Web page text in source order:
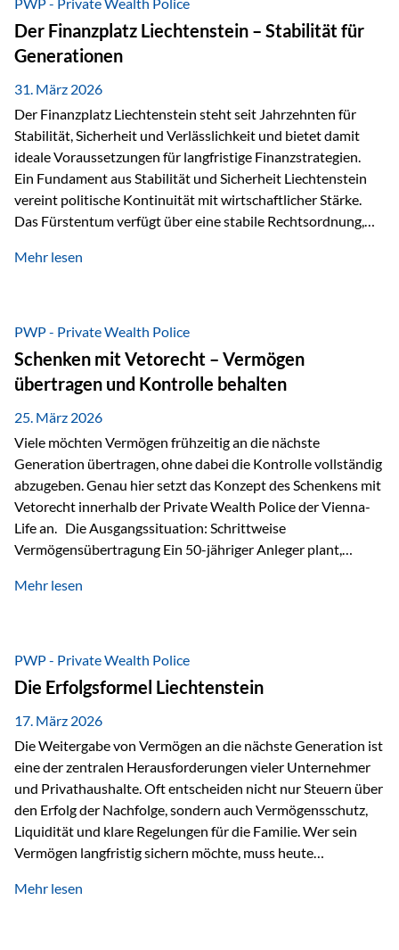
heißt das:Diese Gelder gehören im Konkursfall nicht zur
allgemeinen Konkursmasse, sondern werden ausschließlich
zur Erfüllung…
Der Finanzplatz Liechtenstein – Stabilität für
Generationen
31. März 2026
Der Finanzplatz Liechtenstein steht seit Jahrzehnten für
Stabilität, Sicherheit und Verlässlichkeit und bietet damit
ideale Voraussetzungen für langfristige Finanzstrategien.
Ein Fundament aus Stabilität und Sicherheit Liechtenstein
vereint politische Kontinuität mit wirtschaftlicher Stärke.
Das Fürstentum verfügt über eine stabile Rechtsordnung,
monarchischen Elementen basiert. Diese Struktur schafft
und Unternehmen. Ein wesentliches Merkmal ist die
Staatsfinanzierung: Liechtenstein weist keine
Staatsschulden auf, und der Schutz der wirtschaftlichen
Interessen der Bevölkerung ist in der Verfassung verankert.
Besonders hervorzuheben ist hierbei Artikel 14 der
liechtensteinischen Verfassung. Darin…
Mehr lesen
PWP - Private Wealth Police
Schenken mit Vetorecht – Vermögen
übertragen und Kontrolle behalten
25. März 2026
Viele möchten Vermögen frühzeitig an die nächste
Generation übertragen, ohne dabei die Kontrolle vollständig
abzugeben. Genau hier setzt das Konzept des Schenkens mit
Vetorecht innerhalb der Private Wealth Police der Vienna-
Life an. Die Ausgangssituation: Schrittweise
Vermögensübertragung Ein 50-jähriger Anleger plant,
der steuerliche Freibetrag optimal genutzt werden, sondern
strukturierte, langfristige Vermögensübertragung, ohne die
Kontrolle vollständig aus der Hand zu geben. Die Lösung:
Abschmelzung mit Vetorecht Die Umsetzung erfolgt über die
Private Wealth Police…
Mehr lesen
PWP - Private Wealth Police
Die Erfolgsformel Liechtenstein
17. März 2026
Die Weitergabe von Vermögen an die nächste Generation ist
eine der zentralen Herausforderungen vieler Unternehmer
und Privathaushalte. Oft entscheiden nicht nur Steuern über
den Erfolg der Nachfolge, sondern auch Vermögensschutz,
Liquidität und klare Regelungen für die Familie. Wer sein
Vermögen langfristig sichern möchte, muss heute
„Erfolgsformel Liechtenstein“, herausgegeben und verfasst
Mehr lesen